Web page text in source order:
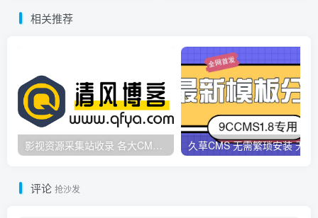
相关推荐
影视资源采集站收录 各大CMS采集资源站网址合集
评论 抢沙发